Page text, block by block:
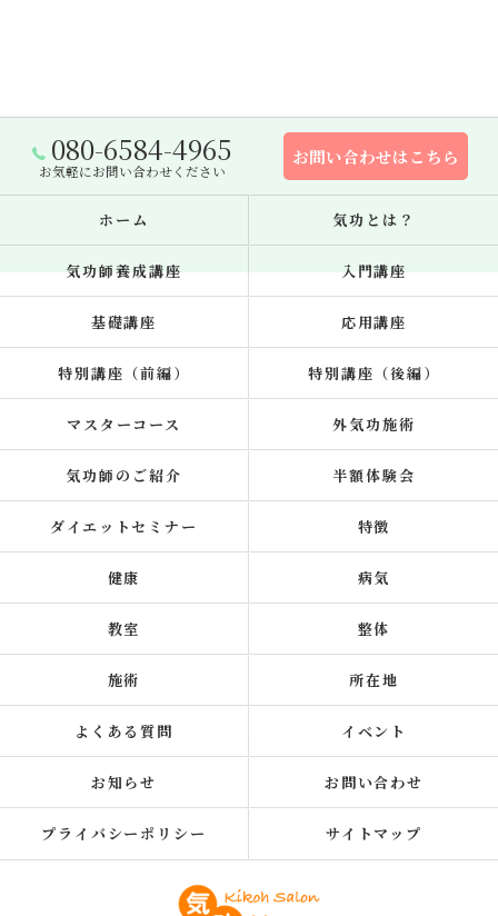
080-6584-4965
お気軽にお問い合わせください
お問い合わせはこちら
ホーム 気功とは？
気功師養成講座 入門講座
基礎講座 応用講座
特別講座（前編） 特別講座（後編）
マスターコース 外気功施術
気功師のご紹介 半額体験会
ダイエットセミナー 特徴
健康 病気
教室 整体
施術 所在地
よくある質問 イベント
お知らせ お問い合わせ
プライバシーポリシー サイトマップ